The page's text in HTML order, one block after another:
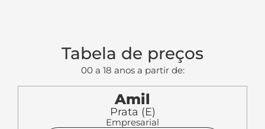
Tabela de preços
00 a 18 anos a partir de:
Amil
Prata (E)
Empresarial